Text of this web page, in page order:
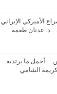
الأميركي الإيراني
عدنان طعمة
أجمل ما يرتديه
الشامي